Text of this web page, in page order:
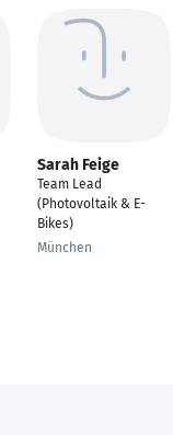
Sarah Feige
Team Lead
(Photovoltaik & E-
Bikes)
München